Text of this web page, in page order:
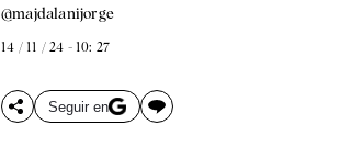
@majdalanijorge
14 / 11 / 24 - 10: 27
Seguir en